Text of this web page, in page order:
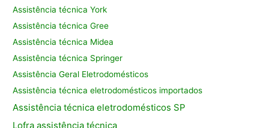
Assistência técnica York
Assistência técnica Gree
Assistência técnica Midea
Assistência técnica Springer
Assistência Geral Eletrodomésticos
Assistência técnica eletrodomésticos importados
Assistência técnica eletrodomésticos SP
Lofra assistênciatécnica